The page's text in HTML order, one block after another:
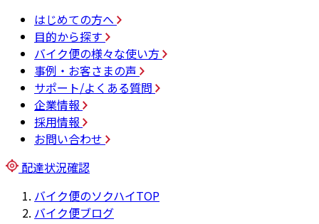
はじめての方へ
目的から探す
バイク便の様々な使い方
事例・お客さまの声
サポート/よくある質問
企業情報
採用情報
お問い合わせ
配達状況確認
バイク便のソクハイTOP
バイク便ブログ